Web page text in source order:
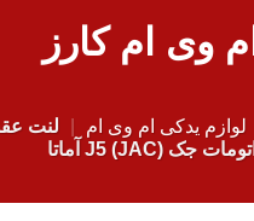
ام وی ام کارز
لوازم یدکی ام وی ام
لنت
اتومات جک (JAC) J5 آماتا